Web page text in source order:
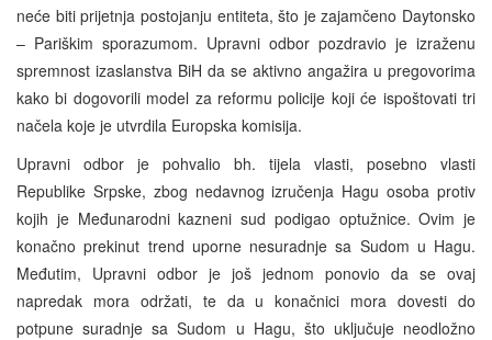
neće biti prijetnja postojanju entiteta, što je zajamčeno Daytonsko
– Pariškim sporazumom. Upravni odbor pozdravio je izraženu
spremnost izaslanstva BiH da se aktivno angažira u pregovorima
kako bi dogovorili model za reformu policije koji će ispoštovati tri
načela koje je utvrdila Europska komisija.
Upravni odbor je pohvalio bh. tijela vlasti, posebno vlasti
Republike Srpske, zbog nedavnog izručenja Hagu osoba protiv
kojih je Međunarodni kazneni sud podigao optužnice. Ovim je
konačno prekinut trend uporne nesuradnje sa Sudom u Hagu.
Međutim, Upravni odbor je još jednom ponovio da se ovaj
napredak mora održati, te da u konačnici mora dovesti do
potpune suradnje sa Sudom u Hagu, što uključuje neodložno